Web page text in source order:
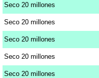
Seco 20 millones
Seco 20 millones
Seco 20 millones
Seco 20 millones
Seco 20 millones